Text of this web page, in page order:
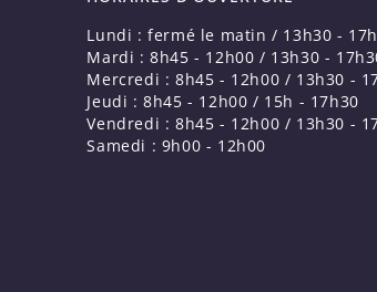
Lundi : fermé le matin / 13h30 -
Mardi : 8h45 - 12h00 / 13h30 -
Mercredi : 8h45 - 12h00 / 13h30 -
Jeudi : 8h45 - 12h00 / 15h - 17h30
Vendredi : 8h45 - 12h00 / 13h30 -
Samedi : 9h00 - 12h00